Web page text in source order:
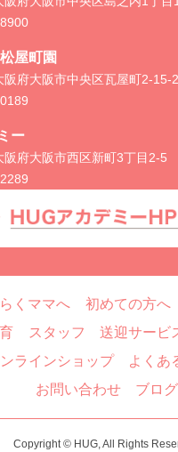
屋町園
阪府大阪市中央区瓦屋町2-15-2
ー
府大阪市西区新町3丁目2-5
くママへ 初めての方へ
スタッフ 送迎サービ
ラインショップ
よくあ
お問い合わせ
ブログ
Copyright © HUG, All Rights